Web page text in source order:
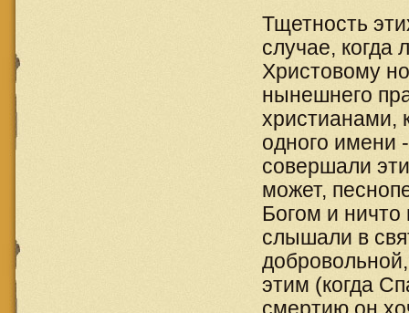
Тщетность
случае,
Христовому
нынешнего
христианами,
одного имени
совершали
может,
Богом и ничто
слышали в
этим (когда